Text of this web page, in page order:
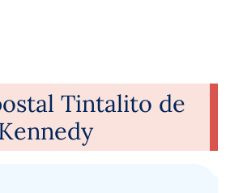
Tintalito de